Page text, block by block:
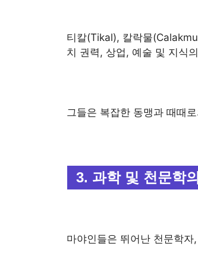
티칼(Tikal), 칼락물
치 권력, 상업, 예술 및 지식
그들은 복잡한 동맹과 때때
3. 과학 및 천문학
마야인들은 뛰어난 천문학